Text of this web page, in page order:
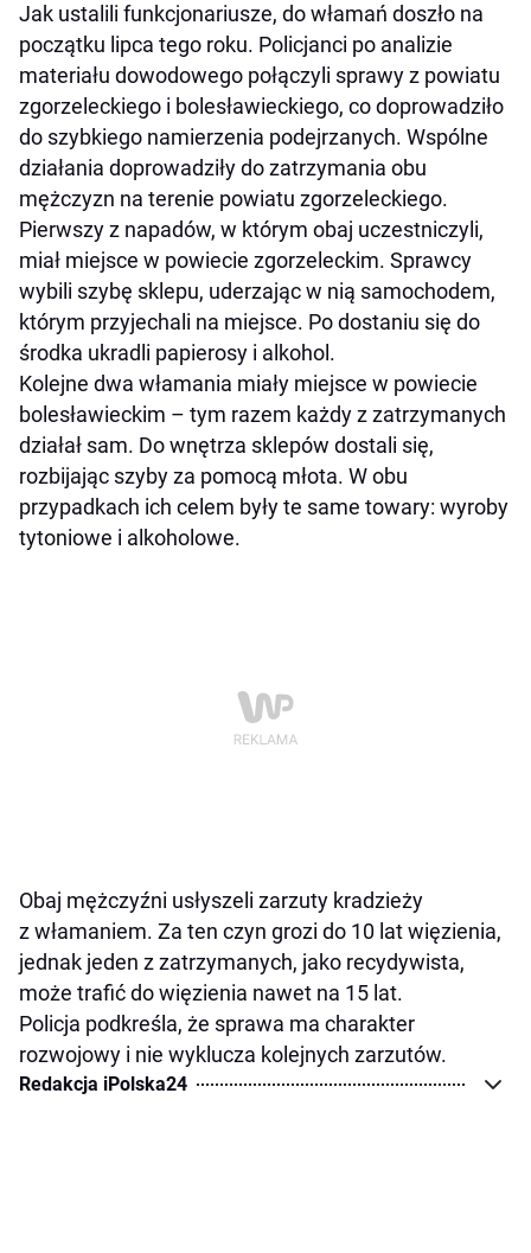
Jak ustalili funkcjonariusze, do włamań doszło na
początku lipca tego roku. Policjanci po analizie
materiału dowodowego połączyli sprawy z powiatu
zgorzeleckiego i bolesławieckiego, co doprowadziło
do szybkiego namierzenia podejrzanych. Wspólne
działania doprowadziły do zatrzymania obu
mężczyzn na terenie powiatu zgorzeleckiego.
Pierwszy z napadów, w którym obaj uczestniczyli,
miał miejsce w powiecie zgorzeleckim. Sprawcy
wybili szybę sklepu, uderzając w nią samochodem,
którym przyjechali na miejsce. Po dostaniu się do
środka ukradli papierosy i alkohol.
Kolejne dwa włamania miały miejsce w powiecie
bolesławieckim – tym razem każdy z zatrzymanych
działał sam. Do wnętrza sklepów dostali się,
rozbijając szyby za pomocą młota. W obu
przypadkach ich celem były te same towary: wyroby
tytoniowe i alkoholowe.
Obaj mężczyźni usłyszeli zarzuty kradzieży
z włamaniem. Za ten czyn grozi do 10 lat więzienia,
jednak jeden z zatrzymanych, jako recydywista,
może trafić do więzienia nawet na 15 lat.
Policja podkreśla, że sprawa ma charakter
rozwojowy i nie wyklucza kolejnych zarzutów.
Redakcja iPolska24